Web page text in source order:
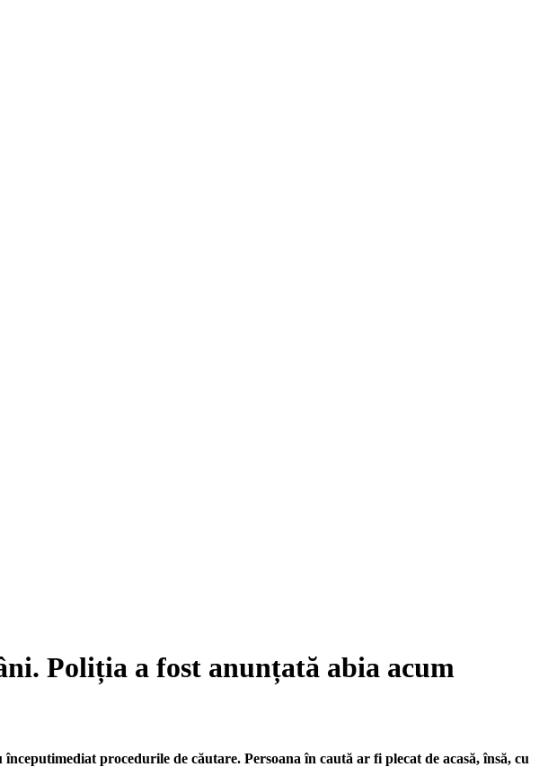
Poliția a fost anunțată abia acum
procedurile de căutare. Persoana în caută ar fi plecat de acasă, însă, cu